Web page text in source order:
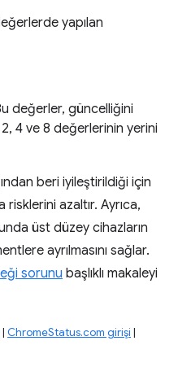
yapılan
değerler, güncelliğini
4 ve 8 değerlerinin yerini
beri iyileştirildiği için
azaltır. Ayrıca,
üst düzey cihazların
ayrılmasını sağlar.
sorunu başlıklı makaleyi
| ChromeStatus.com girişi |